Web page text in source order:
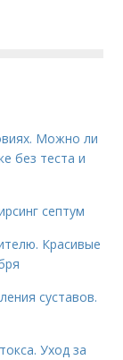
Можно ли
без теста и
септум
Красивые
суставов.
Уход за